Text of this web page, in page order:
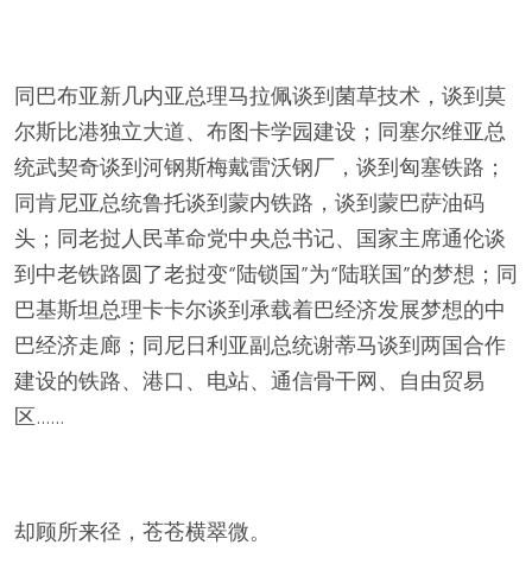
同巴布亚新几内亚总理马拉佩谈到菌草技术，谈到莫
尔斯比港独立大道、布图卡学园建设；同塞尔维亚总
统武契奇谈到河钢斯梅戴雷沃钢厂，谈到匈塞铁路；
同肯尼亚总统鲁托谈到蒙内铁路，谈到蒙巴萨油码
头；同老挝人民革命党中央总书记、国家主席通伦谈
到中老铁路圆了老挝变“陆锁国”为“陆联国”的梦想；同
巴基斯坦总理卡卡尔谈到承载着巴经济发展梦想的中
巴经济走廊；同尼日利亚副总统谢蒂马谈到两国合作
建设的铁路、港口、电站、通信骨干网、自由贸易
区……
却顾所来径，苍苍横翠微。